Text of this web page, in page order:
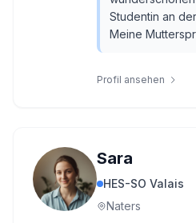
Studentin an
Meine
Profil ansehen
Sara
HES-SO Valais
Naters